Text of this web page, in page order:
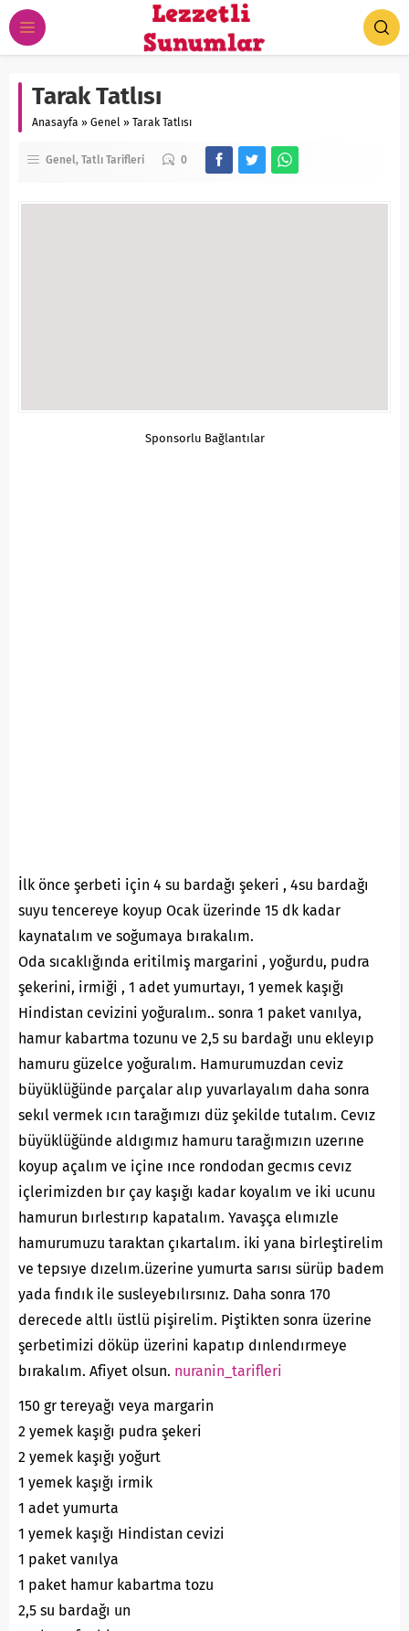
Tarak Tatlısı
Anasayfa » Genel » Tarak Tatlısı
Genel Tatlı Tarifleri 0
Sponsorlu Bağlantılar
İlk önce şerbeti için 4 su bardağı şekeri , 4su bardağı
suyu tencereye koyup Ocak üzerinde 15 dk kadar
kaynatalım ve soğumaya bırakalım.
Oda sıcaklığında eritilmiş margarini , yoğurdu, pudra
şekerini, irmiği , 1 adet yumurtayı, 1 yemek kaşığı
Hindistan cevizini yoğuralım.. sonra 1 paket vanılya,
hamur kabartma tozunu ve 2,5 su bardağı unu ekleyıp
hamuru güzelce yoğuralım. Hamurumuzdan ceviz
büyüklüğünde parçalar alıp yuvarlayalım daha sonra
sekıl vermek ıcın tarağımızı düz şekilde tutalım. Cevız
büyüklüğünde aldıgımız hamuru tarağımızın uzerıne
koyup açalım ve içine ınce rondodan gecmıs cevız
içlerimizden bır çay kaşığı kadar koyalım ve iki ucunu
hamurun bırlestırıp kapatalım. Yavaşça elımızle
hamurumuzu taraktan çıkartalım. iki yana birleştirelim
ve tepsıye dızelım.üzerine yumurta sarısı sürüp badem
yada fındık ile susleyebılırsınız. Daha sonra 170
derecede altlı üstlü pişirelim. Piştikten sonra üzerine
şerbetimizi döküp üzerini kapatıp dınlendırmeye
bırakalım. Afiyet olsun. nuranin_tarifleri
150 gr tereyağı veya margarin
2 yemek kaşığı pudra şekeri
2 yemek kaşığı yoğurt
1 yemek kaşığı irmik
1 adet yumurta
1 yemek kaşığı Hindistan cevizi
1 paket vanılya
1 paket hamur kabartma tozu
2,5 su bardağı un